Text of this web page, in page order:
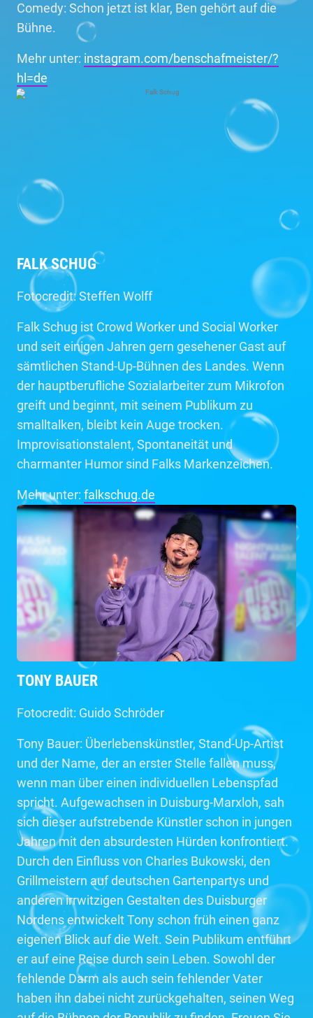
Comedy: Schon jetzt ist klar, Ben gehört auf die
Bühne.
Mehr unter: instagram.com/benschafmeister/?
hl=de
FALK SCHUG
Fotocredit: Steffen Wolff
Falk Schug ist Crowd Worker und Social Worker
und seit einigen Jahren gern gesehener Gast auf
sämtlichen Stand-Up-Bühnen des Landes. Wenn
der hauptberufliche Sozialarbeiter zum Mikrofon
greift und beginnt, mit seinem Publikum zu
smalltalken, bleibt kein Auge trocken.
Improvisationstalent, Spontaneität und
charmanter Humor sind Falks Markenzeichen.
Mehr unter: falkschug.de
TONY BAUER
Fotocredit: Guido Schröder
Tony Bauer: Überlebenskünstler, Stand-Up-Artist
und der Name, der an erster Stelle fallen muss,
wenn man über einen individuellen Lebenspfad
spricht. Aufgewachsen in Duisburg-Marxloh, sah
sich dieser aufstrebende Künstler schon in jungen
Jahren mit den absurdesten Hürden konfrontiert.
Durch den Einfluss von Charles Bukowski, den
Grillmeistern auf deutschen Gartenpartys und
anderen irrwitzigen Gestalten des Duisburger
Nordens entwickelt Tony schon früh einen ganz
eigenen Blick auf die Welt. Sein Publikum entführt
er auf eine Reise durch sein Leben. Sowohl der
fehlende Darm als auch sein fehlender Vater
haben ihn dabei nicht zurückgehalten, seinen Weg